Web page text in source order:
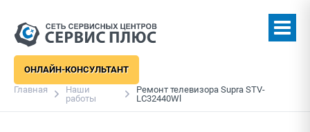
ОНЛАЙН-КОНСУЛЬТАНТ
Главная
Наши
работы
Ремонт телевизора Supra STV-
LC32440Wl